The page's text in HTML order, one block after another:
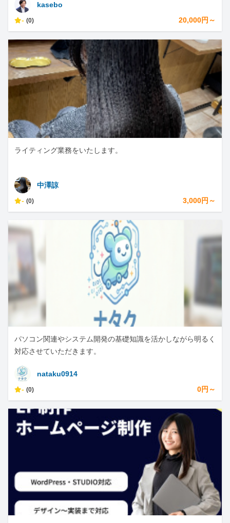
kasebo
- (0) 20,000円～
ライティング業務をいたします。
中澤諒
- (0) 3,000円～
パソコン関連やシステム開発の基礎知識を活かしながら明るく
対応させていただきます。
nataku0914
- (0) 0円～